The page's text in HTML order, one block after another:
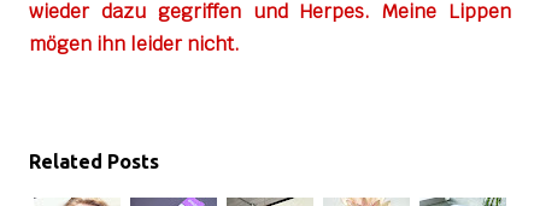
wieder dazu gegriffen und Herpes. Meine Lippen
mögen ihn leider nicht.
Related Posts